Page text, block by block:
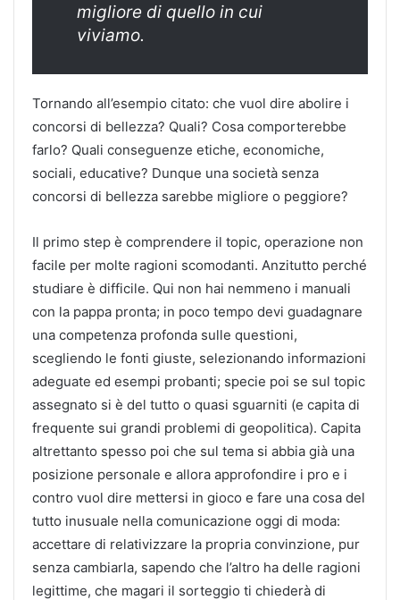
migliore di quello in cui
viviamo.
Tornando all’esempio citato: che vuol dire abolire i
concorsi di bellezza? Quali? Cosa comporterebbe
farlo? Quali conseguenze etiche, economiche,
sociali, educative? Dunque una società senza
concorsi di bellezza sarebbe migliore o peggiore?
Il primo step è comprendere il topic, operazione non
facile per molte ragioni scomodanti. Anzitutto perché
studiare è difficile. Qui non hai nemmeno i manuali
con la pappa pronta; in poco tempo devi guadagnare
una competenza profonda sulle questioni,
scegliendo le fonti giuste, selezionando informazioni
adeguate ed esempi probanti; specie poi se sul topic
assegnato si è del tutto o quasi sguarniti (e capita di
frequente sui grandi problemi di geopolitica). Capita
altrettanto spesso poi che sul tema si abbia già una
posizione personale e allora approfondire i pro e i
contro vuol dire mettersi in gioco e fare una cosa del
tutto inusuale nella comunicazione oggi di moda:
accettare di relativizzare la propria convinzione, pur
senza cambiarla, sapendo che l’altro ha delle ragioni
legittime, che magari il sorteggio ti chiederà di